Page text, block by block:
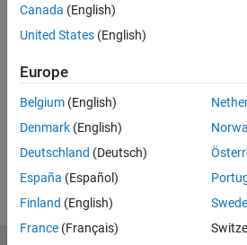
Full Transcript
Feedback
UP NEXT
RELATED VIDEOS
Canada (English)
United States (English)
Europe
Belgium (English)
Denmark (English)
Deutschland (Deutsch)
España (Español)
Finland (English)
France (Français)